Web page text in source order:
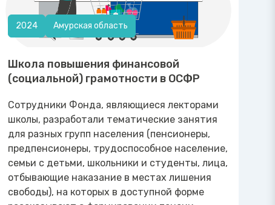
2024 Амурская область
Школа повышения финансовой
(социальной) грамотности в ОСФР
Сотрудники Фонда, являющиеся лекторами
школы, разработали тематические занятия
для разных групп населения (пенсионеры,
предпенсионеры, трудоспособное население,
семьи с детьми, школьники и студенты, лица,
отбывающие наказание в местах лишения
свободы), на которых в доступной форме